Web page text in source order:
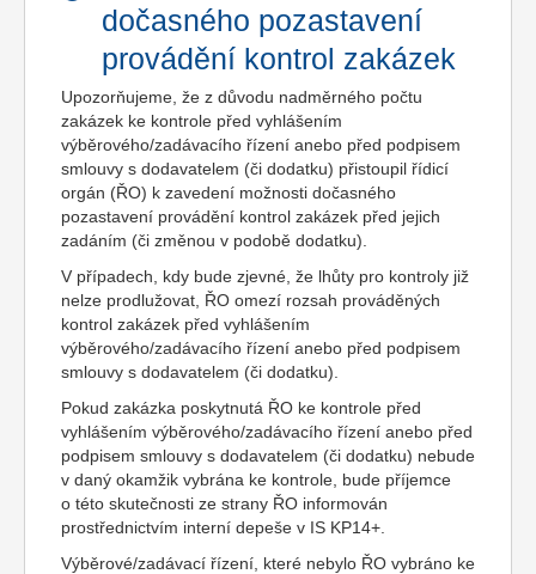
dočasného pozastavení
provádění kontrol zakázek
Upozorňujeme, že z důvodu nadměrného počtu
zakázek ke kontrole před vyhlášením
výběrového/zadávacího řízení anebo před podpisem
smlouvy s dodavatelem (či dodatku) přistoupil řídicí
orgán (ŘO) k zavedení možnosti dočasného
pozastavení provádění kontrol zakázek před jejich
zadáním (či změnou v podobě dodatku).
V případech, kdy bude zjevné, že lhůty pro kontroly již
nelze prodlužovat, ŘO omezí rozsah prováděných
kontrol zakázek před vyhlášením
výběrového/zadávacího řízení anebo před podpisem
smlouvy s dodavatelem (či dodatku).
Pokud zakázka poskytnutá ŘO ke kontrole před
vyhlášením výběrového/zadávacího řízení anebo před
podpisem smlouvy s dodavatelem (či dodatku) nebude
v daný okamžik vybrána ke kontrole, bude příjemce
o této skutečnosti ze strany ŘO informován
prostřednictvím interní depeše v IS KP14+.
Výběrové/zadávací řízení, které nebylo ŘO vybráno ke